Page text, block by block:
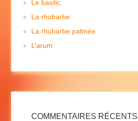
Le basilic
La rhubarbe
La rhubarbe palmée
L’arum
COMMENTAIRES RÉCENTS